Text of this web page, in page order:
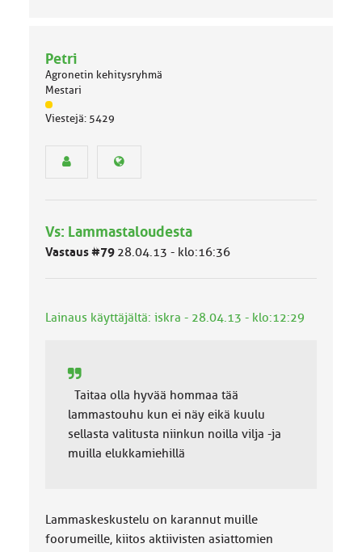
Petri
Agronetin kehitysryhmä
Mestari
J
ä
m
ä
k
Viestejä: 5429
Vs: Lammastaloudesta
Vastaus #79 28.04.13 - klo:16:36
Lainaus käyttäjältä: iskra - 28.04.13 - klo:12:29
Taitaa olla hyvää hommaa tää
lammastouhu kun ei näy eikä kuulu
sellasta valitusta niinkun noilla vilja -ja
muilla elukkamiehillä
Lammaskeskustelu on karannut muille
foorumeille, kiitos aktiivisten asiattomien